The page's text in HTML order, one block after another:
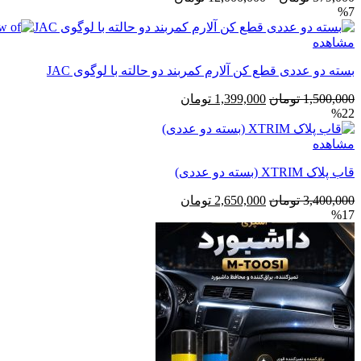
579,000 تومان
%7
مشاهده
بسته دو عددی قطع کن آلارم کمربند دو حالته با لوگوی JAC
1,500,000 تومان قیمت
1,500,000 تومان
1,399,000 تومان
%22
مشاهده
قاب پلاک XTRIM (بسته دو عددی)
3,400,000 تومان قیمت
3,400,000 تومان
بود.
2,650,000 تومان
%17